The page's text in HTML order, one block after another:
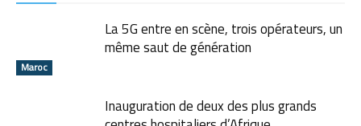
Maroc
La 5G entre en scène, trois opérateurs, un
même saut de génération
Inauguration de deux des plus grands